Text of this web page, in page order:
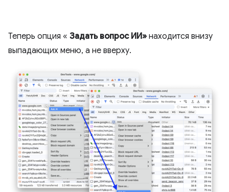
Теперь опция « Задать вопрос ИИ» находится внизу
выпадающих меню, а не вверху.